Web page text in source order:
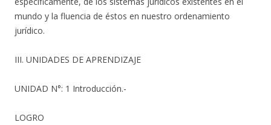
mundo y la fluencia de éstos en nuestro ordenamiento
jurídico.
III. UNIDADES DE APRENDIZAJE
UNIDAD N°: 1 Introducción.-
LOGRO